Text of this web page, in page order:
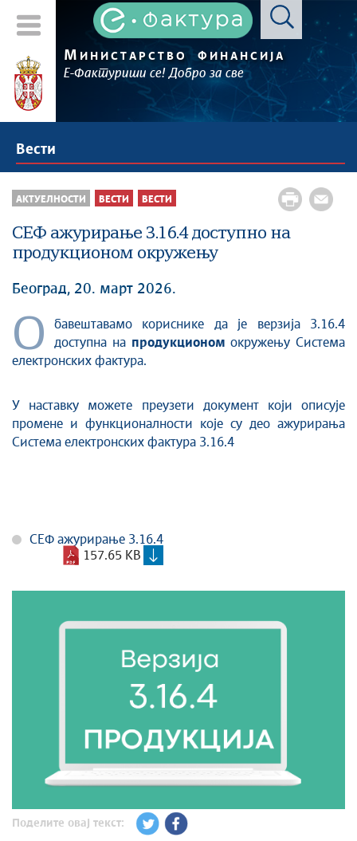
М ИНИСТАРСТВО ФИНАНСИЈА
Е-Фактуриши се! Добро за све
Вести
АКТУЕЛНОСТИ ВЕСТИ ВЕСТИ
СЕФ ажурирање 3.16.4 доступнo на
продукционом окружењу
Београд, 20. март 2026.
О
бавештавамо кориснике да је верзија 3.16.4
доступна на продукциономокружењу Система
електронских фактура.
У наставку можете преузети документ који описује
промене и функционалности које су део ажурирања
Система електронских фактура 3.16.4
СЕФ ажурирање 3.16.4
157.65 KB
Поделите овај текст: